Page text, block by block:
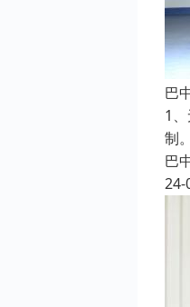
巴
1
制
巴
24-